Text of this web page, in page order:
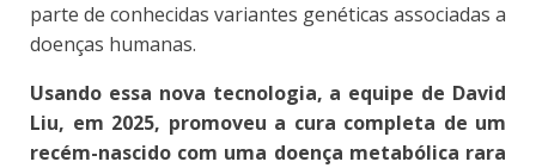
parte de conhecidas variantes genéticas associadas a
doenças humanas.
Usando essa nova tecnologia, a equipe de David
Liu, em 2025, promoveu a cura completa de um
recém-nascido com uma doença metabólica rara